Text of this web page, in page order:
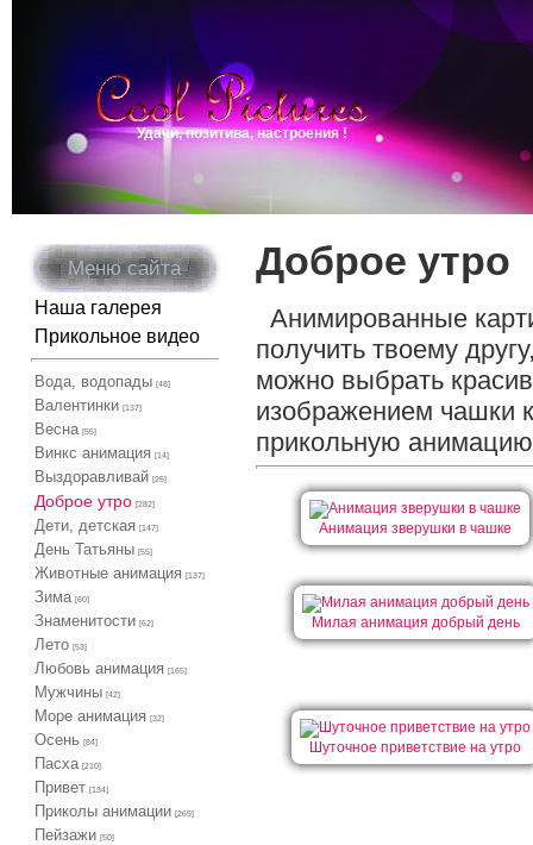
Удачи, позитива, настроения !
Меню сайта
Наша галерея
Прикольное видео
Вода, водопады [48]
Валентинки [137]
Весна [55]
Винкс анимация [14]
Выздоравливай [25]
Доброе утро [282]
Дети, детская [147]
День Татьяны [55]
Животные анимация [137]
Зима [60]
Знаменитости [62]
Лето [53]
Любовь анимация [165]
Мужчины [42]
Море анимация [32]
Осень [84]
Пасха [210]
Привет [134]
Приколы анимации [269]
Пейзажи [50]
Доброе утро
Анимированные
получить твоему
можно выбрать
изображением чашки
прикольную
Анимация зверушки в чашке
Милая анимация добрый день
Шуточное приветствие на утро